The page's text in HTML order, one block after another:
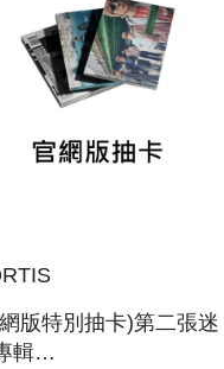
版特別抽卡)第二張迷
輯